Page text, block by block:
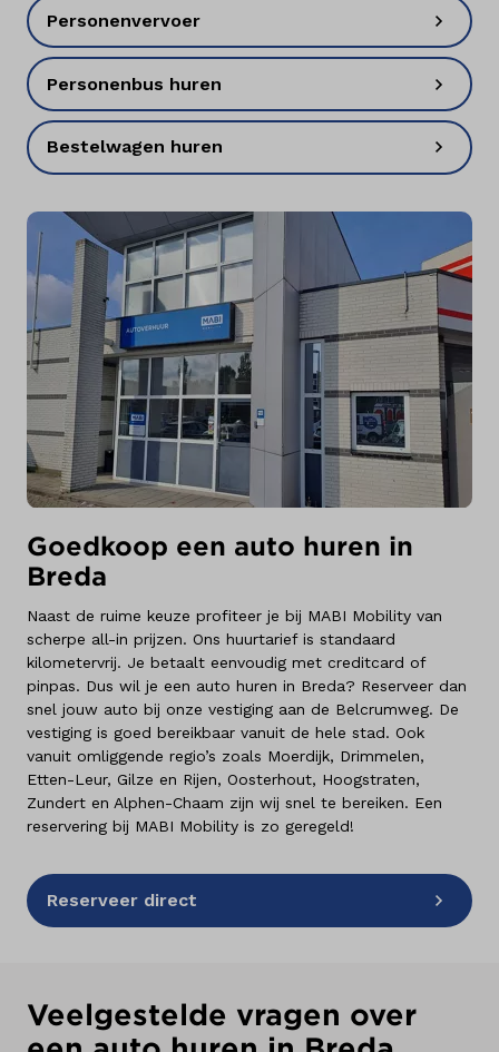
Personenvervoer
Personenbus huren
Bestelwagen huren
Goedkoop een auto huren in
Breda
Naast de ruime keuze profiteer je bij MABI Mobility van
scherpe all-in prijzen. Ons huurtarief is standaard
kilometervrij. Je betaalt eenvoudig met creditcard of
pinpas. Dus wil je een auto huren in Breda? Reserveer dan
snel jouw auto bij onze vestiging aan de Belcrumweg. De
vestiging is goed bereikbaar vanuit de hele stad. Ook
vanuit omliggende regio’s zoals Moerdijk, Drimmelen,
Etten-Leur, Gilze en Rijen, Oosterhout, Hoogstraten,
Zundert en Alphen-Chaam zijn wij snel te bereiken. Een
reservering bij MABI Mobility is zo geregeld!
Reserveer direct
Veelgestelde vragen over